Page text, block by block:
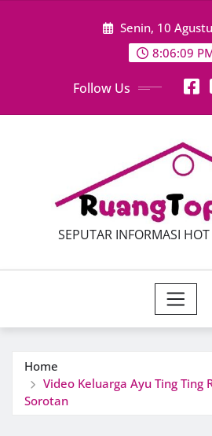
Senin, 10
8:06:10
Follow Us
SEPUTAR INFORMASI
Home
Video Keluarga Ayu Ting Ting
Sorotan